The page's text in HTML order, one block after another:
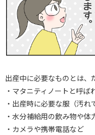
出産中に必要なものとは、
・マタニティノートと呼
・出産時に必要な服（汚れ
・水分補給用の飲み物や
・カメラや携帯電話など